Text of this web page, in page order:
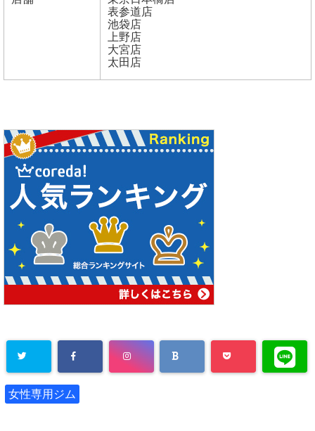
表参道店
池袋店
上野店
大宮店
太田店
女性専用ジム